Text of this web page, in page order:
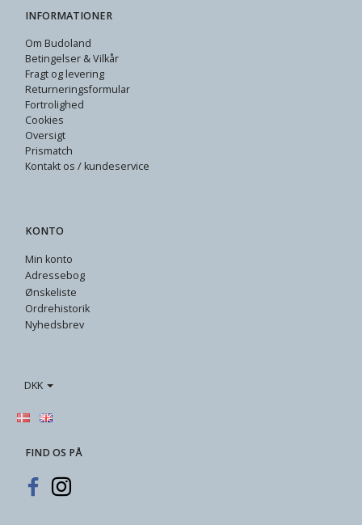
INFORMATIONER
Om Budoland
Betingelser & Vilkår
Fragt og levering
Returneringsformular
Fortrolighed
Cookies
Oversigt
Prismatch
Kontakt os / kundeservice
KONTO
Min konto
Adressebog
Ønskeliste
Ordrehistorik
Nyhedsbrev
DKK
FIND OS PÅ